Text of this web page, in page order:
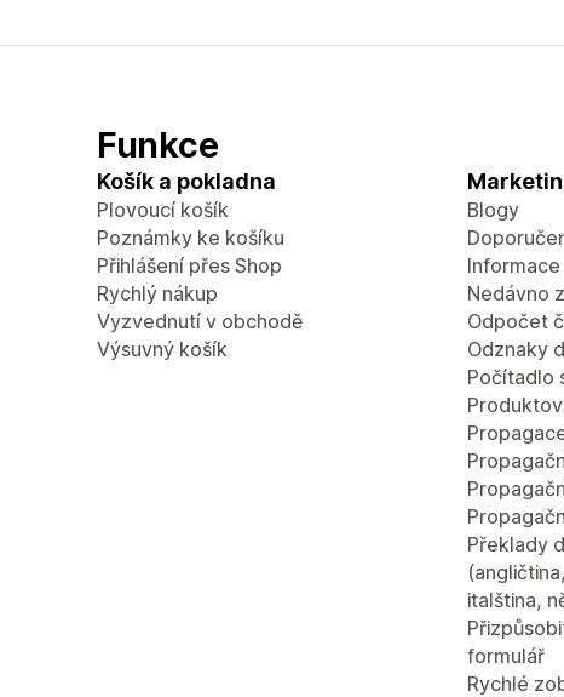
Funkce
Košík a pokladna
Plovoucí košík
Poznámky ke košíku
Přihlášení přes Shop
Rychlý nákup
Vyzvednutí v obchodě
Výsuvný košík
Blogy
Nedávno
Odpočet
Odznaky
Počítadlo
Překlady
italština,
formulář
Rychlé